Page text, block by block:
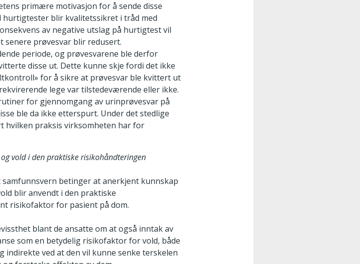
primære motivasjon for å sende disse
hurtigtester blir kvalitetssikret i tråd med
av negative utslag på hurtigtest vil
prøvesvar blir redusert.
periode, og prøvesvarene ble derfor
disse ut. Dette kunne skje fordi det ikke
for å sikre at prøvesvar ble kvittert ut
lege var tilstedeværende eller ikke.
for gjennomgang av urinprøvesvar på
ble da ikke etterspurt. Under det stedlige
hvilken praksis virksomheten har for
vold i den praktiske risikohåndteringen
betinger at anerkjent kunnskap
blir anvendt i den praktiske
risikofaktor for pasient på dom.
blant de ansatte om at også inntak av
som en betydelig risikofaktor for vold, både
indirekte ved at den vil kunne senke terskelen